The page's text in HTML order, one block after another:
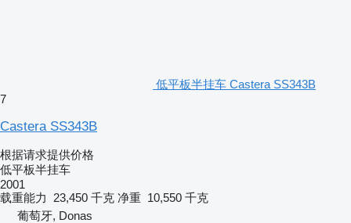
低平板半挂车 Castera SS343B
7
Castera SS343B
根据请求提供价格
低平板半挂车
2001
载重能力
23,450 千克 净重 10,550 千克
葡萄牙, Donas